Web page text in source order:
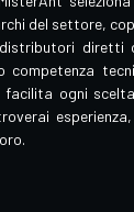
del settore,
diretti
competenza
facilita ogni